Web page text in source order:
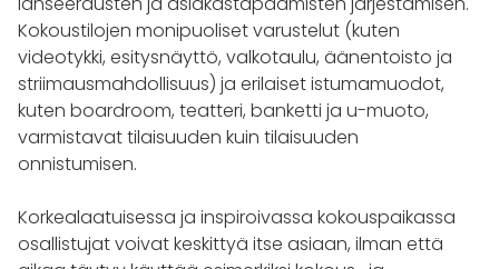
Kokoustilojen monipuoliset varustelut (kuten
videotykki, esitysnäyttö, valkotaulu, äänentoisto ja
striimausmahdollisuus) ja erilaiset istumamuodot,
kuten boardroom, teatteri, banketti ja u-muoto,
varmistavat tilaisuuden kuin tilaisuuden
onnistumisen.
Korkealaatuisessa ja inspiroivassa kokouspaikassa
osallistujat voivat keskittyä itse asiaan, ilman että